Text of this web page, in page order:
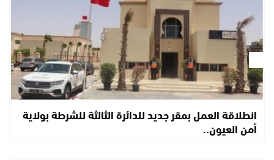
انطلاقة العمل بمقر جديد للدائرة الثالثة للشرطة بولاية
أمن العيون..